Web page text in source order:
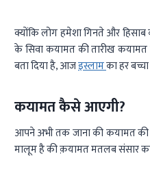
क्योंकि लोग हमेशा गिनते और
के सिवा कयामत की तारीख
बता दिया है, आजइस्लामका हर
कयामत कैसे आएगी?
आपने अभी तक जाना की कयामत
मालूम है की क़यामत मतलब संसार